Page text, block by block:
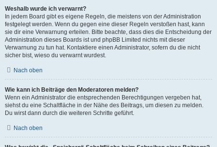
Weshalb wurde ich verwarnt?
In jedem Board gibt es eigene Regeln, die meistens von der Administration
festgelegt werden. Wenn du gegen eine dieser Regeln verstoßen hast, kann
sie dir eine Verwarnung erteilen. Bitte beachte, dass dies die Entscheidung der
Administration dieses Boards ist und phpBB Limited nichts mit dieser
Verwarnung zu tun hat. Kontaktiere einen Administrator, sofern du die nicht
sicher bist, wieso du verwarnt wurdest.
Nach oben
Wie kann ich Beiträge den Moderatoren melden?
Wenn ein Administrator die entsprechenden Berechtigungen vergeben hat,
siehst du eine Schaltfläche in der Nähe des Beitrags, um diesen zu melden.
Du wirst dann durch die weiteren Schritte geführt.
Nach oben